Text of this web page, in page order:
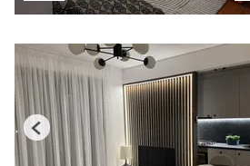
Previous